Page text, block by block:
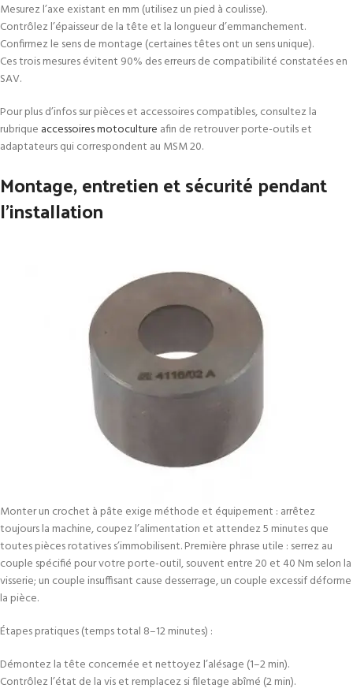
Mesurez l’axe existant en mm (utilisez un pied à coulisse).
Contrôlez l’épaisseur de la tête et la longueur d’emmanchement.
Confirmez le sens de montage (certaines têtes ont un sens unique).
Ces trois mesures évitent 90% des erreurs de compatibilité constatées en
SAV.
Pour plus d’infos sur pièces et accessoires compatibles, consultez la
rubrique accessoires motoculture afin de retrouver porte-outils et
adaptateurs qui correspondent au MSM 20.
Montage, entretien et sécurité pendant
l’installation
Monter un crochet à pâte exige méthode et équipement : arrêtez
toujours la machine, coupez l’alimentation et attendez 5 minutes que
toutes pièces rotatives s’immobilisent. Première phrase utile : serrez au
couple spécifié pour votre porte-outil, souvent entre 20 et 40 Nm selon la
visserie; un couple insuffisant cause desserrage, un couple excessif déforme
la pièce.
Étapes pratiques (temps total 8–12 minutes) :
Démontez la tête concernée et nettoyez l’alésage (1–2 min).
Contrôlez l’état de la vis et remplacez si filetage abîmé (2 min).